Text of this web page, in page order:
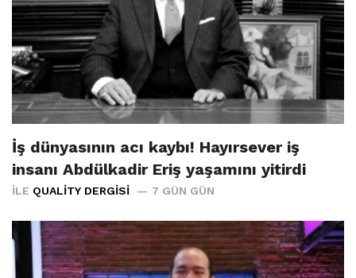
İş dünyasının acı kaybı! Hayırsever iş
insanı Abdülkadir Eriş yaşamını yitirdi
İLE QUALITY DERGISI 7 GÜN GÜN